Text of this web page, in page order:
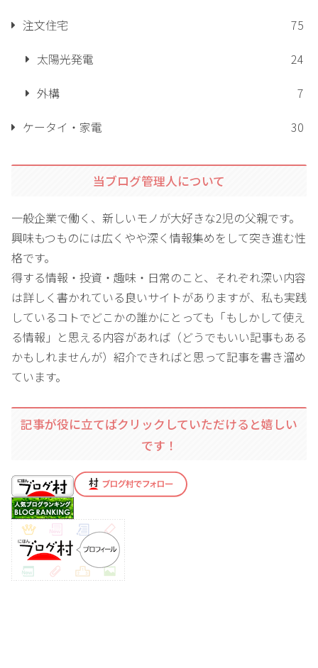
注文住宅
75
太陽光発電
24
外構
7
ケータイ・家電
30
当ブログ管理人について
一般企業で働く、新しいモノが大好きな2児の父親です。
興味もつものには広くやや深く情報集めをして突き進む性
格です。
得する情報・投資・趣味・日常のこと、それぞれ深い内容
は詳しく書かれている良いサイトがありますが、私も実践
しているコトでどこかの誰かにとっても「もしかして使え
る情報」と思える内容があれば（どうでもいい記事もある
かもしれませんが）紹介できればと思って記事を書き溜め
ています。
記事が役に立てばクリックしていただけると嬉しい
です！